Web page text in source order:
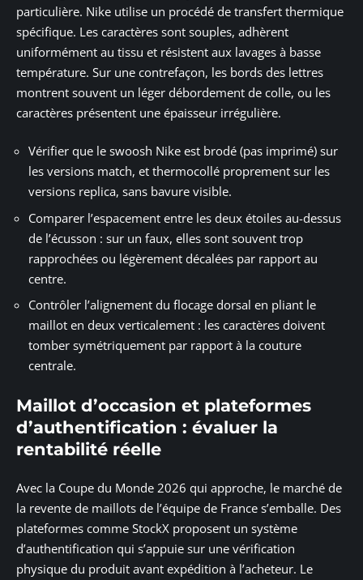
particulière. Nike utilise un procédé de transfert thermique
spécifique. Les caractères sont souples, adhèrent
uniformément au tissu et résistent aux lavages à basse
température. Sur une contrefaçon, les bords des lettres
montrent souvent un léger débordement de colle, ou les
caractères présentent une épaisseur irrégulière.
Vérifier que le swoosh Nike est brodé (pas imprimé) sur
les versions match, et thermocollé proprement sur les
versions replica, sans bavure visible.
Comparer l’espacement entre les deux étoiles au-dessus
de l’écusson : sur un faux, elles sont souvent trop
rapprochées ou légèrement décalées par rapport au
centre.
Contrôler l’alignement du flocage dorsal en pliant le
maillot en deux verticalement : les caractères doivent
tomber symétriquement par rapport à la couture
centrale.
Maillot d’occasion et plateformes
d’authentification : évaluer la
rentabilité réelle
Avec la Coupe du Monde 2026 qui approche, le marché de
la revente de maillots de l’équipe de France s’emballe. Des
plateformes comme StockX proposent un système
d’authentification qui s’appuie sur une vérification
physique du produit avant expédition à l’acheteur. Le